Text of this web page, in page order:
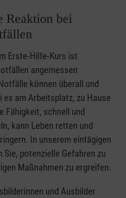
Reaktion bei
Erste-Hilfe-Kurs ist
angemessen
können überall und
am Arbeitsplatz, zu Hause
Fähigkeit, schnell und
kann Leben retten und
In unserem eintägigen
potenzielle Gefahren zu
Maßnahmen zu ergreifen.
und Ausbilder